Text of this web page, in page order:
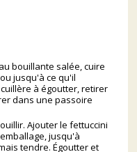
bouillante salée, cuire
jusqu'à ce qu'il
à égoutter, retirer
dans une passoire
Ajouter le fettuccini
jusqu'à
tendre. Égoutter et